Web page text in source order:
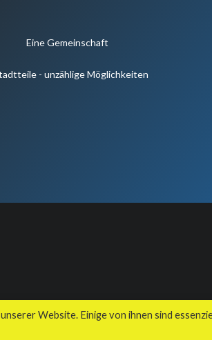
Eine Gemeinschaft
- unzählige Möglichkeiten
Website. Einige von ihnen sind